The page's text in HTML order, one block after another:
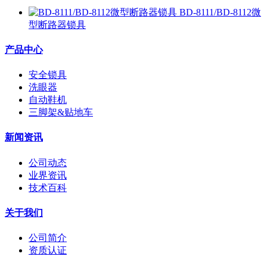
BD-8111/BD-8112微
型断路器锁具
产品中心
安全锁具
洗眼器
自动鞋机
三脚架&贴地车
新闻资讯
公司动态
业界资讯
技术百科
关于我们
公司简介
资质认证